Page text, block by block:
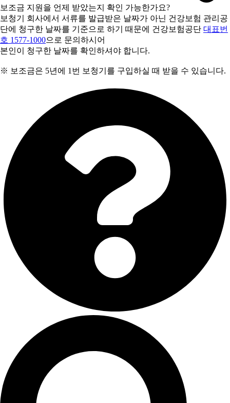
보조금 지원을 언제 받았는지 확인 가능한가요?
보청기 회사에서 서류를 발급받은 날짜가 아닌 건강보험 관리공
단에 청구한 날짜를 기준으로 하기 때문에 건강보험공단 대표번
호 1577-1000으로 문의하시어
본인이 청구한 날짜를 확인하셔야 합니다.
※ 보조금은 5년에 1번 보청기를 구입하실 때 받을 수 있습니다.